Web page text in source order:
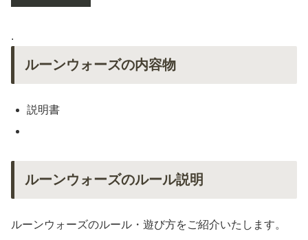
.
ルーンウォーズの内容物
説明書
ルーンウォーズのルール説明
ルーンウォーズのルール・遊び方をご紹介いたします。